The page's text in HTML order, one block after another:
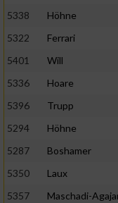
5338
Höhne
5322
Ferrari
5401
Will
5336
Hoare
5396
Trupp
5294
Höhne
5287
Boshamer
5350
Laux
5357
Maschadi-